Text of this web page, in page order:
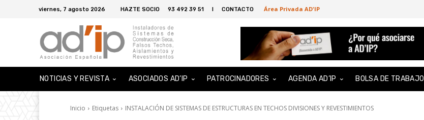
viernes, 7 agosto 2026 HAZTE SOCIO 93 492 39 51 I CONTACTO Área Privada AD'IP
NOTICIAS Y REVISTA ASOCIADOS AD’IP PATROCINADORES AGENDA AD’IP BOLSA DE TRABAJO
Inicio Etiquetas INSTALACIÓN DE SISTEMAS DE ESTRUCTURAS EN TECHOS DIVISIONES Y REVESTIMIENTOS